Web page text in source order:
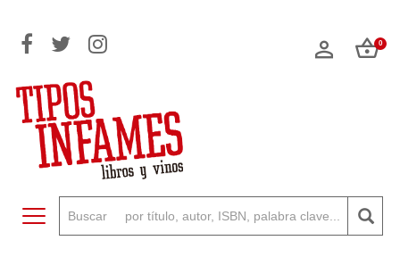
0
Toggle navigation